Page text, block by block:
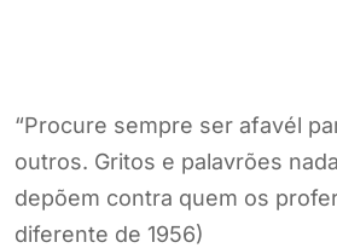
“Procure sempre ser afavél
outros. Gritos e palavrões
depõem contra quem os
diferente de 1956)